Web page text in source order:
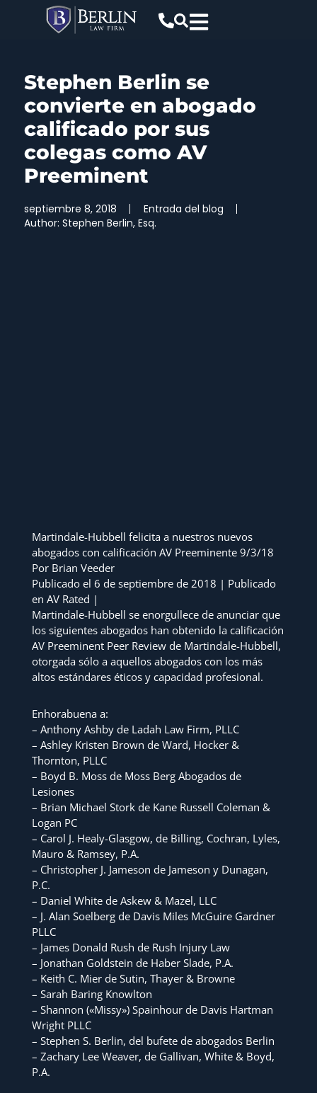
Stephen Berlin se
convierte en abogado
calificado por sus
colegas como AV
Preeminent
septiembre 8, 2018
Entrada del blog
Author: Stephen Berlin, Esq.
Martindale-Hubbell felicita a nuestros nuevos
abogados con calificación AV Preeminente 9/3/18
Por Brian Veeder
Publicado el 6 de septiembre de 2018 | Publicado
en AV Rated |
Martindale-Hubbell se enorgullece de anunciar que
los siguientes abogados han obtenido la calificación
AV Preeminent Peer Review de Martindale-Hubbell,
otorgada sólo a aquellos abogados con los más
altos estándares éticos y capacidad profesional.
Enhorabuena a:
– Anthony Ashby de Ladah Law Firm, PLLC
– Ashley Kristen Brown de Ward, Hocker &
Thornton, PLLC
– Boyd B. Moss de Moss Berg Abogados de
Lesiones
– Brian Michael Stork de Kane Russell Coleman &
Logan PC
– Carol J. Healy-Glasgow, de Billing, Cochran, Lyles,
Mauro & Ramsey, P.A.
– Christopher J. Jameson de Jameson y Dunagan,
P.C.
– Daniel White de Askew & Mazel, LLC
– J. Alan Soelberg de Davis Miles McGuire Gardner
PLLC
– James Donald Rush de Rush Injury Law
– Jonathan Goldstein de Haber Slade, P.A.
– Keith C. Mier de Sutin, Thayer & Browne
– Sarah Baring Knowlton
– Shannon («Missy») Spainhour de Davis Hartman
Wright PLLC
– Stephen S. Berlin, del bufete de abogados Berlin
– Zachary Lee Weaver, de Gallivan, White & Boyd,
P.A.